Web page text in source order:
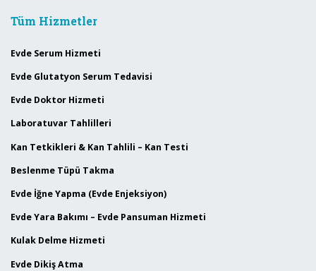
Tüm Hizmetler
Evde Serum Hizmeti
Evde Glutatyon Serum Tedavisi
Evde Doktor Hizmeti
Laboratuvar Tahlilleri
Kan Tetkikleri & Kan Tahlili – Kan Testi
Beslenme Tüpü Takma
Evde İğne Yapma (Evde Enjeksiyon)
Evde Yara Bakımı – Evde Pansuman Hizmeti
Kulak Delme Hizmeti
Evde Dikiş Atma